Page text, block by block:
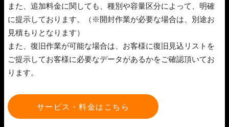
また、追加料金に関しても、種別や容量区分によって、明確
に提示しております。（※開封作業が必要な場合は、別途お
見積もりとなります）
また、復旧作業が可能な場合は、お客様に復旧見込リストを
ご提示してお客様に必要なデータがあるかをご確認頂いてお
ります。
サービス・料金はこちら